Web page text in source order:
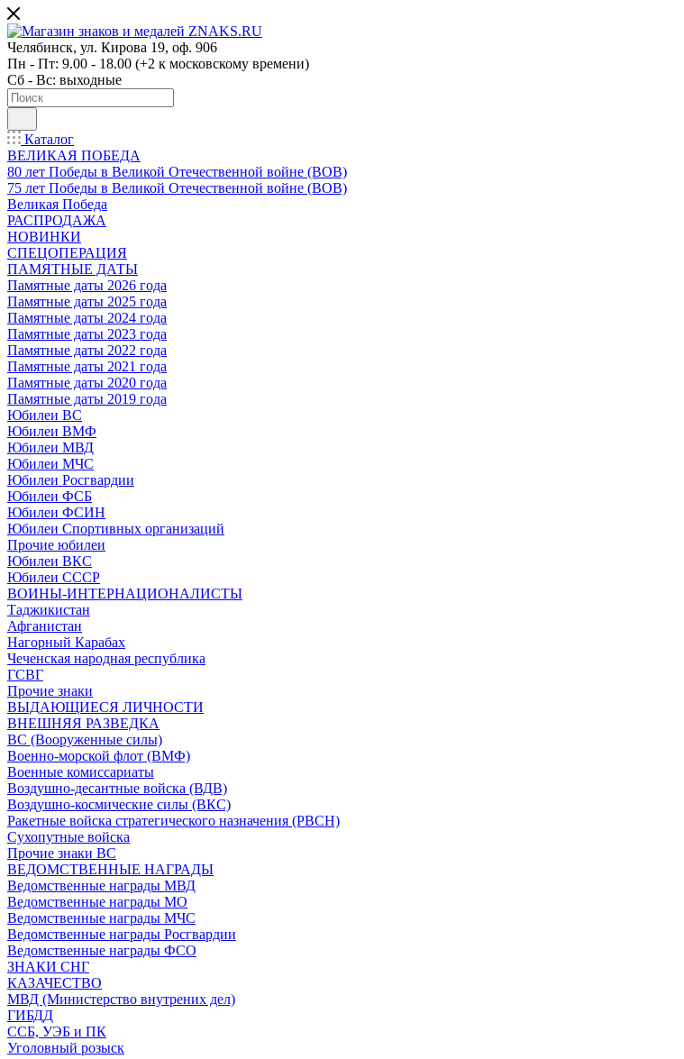
Челябинск, ул. Кирова 19, оф. 906
Пн - Пт: 9.00 - 18.00 (+2 к московскому времени)
Сб - Вс: выходные
Каталог
ВЕЛИКАЯ ПОБЕДА
80 лет Победы в Великой Отечественной войне (ВОВ)
75 лет Победы в Великой Отечественной войне (ВОВ)
Великая Победа
РАСПРОДАЖА
НОВИНКИ
СПЕЦОПЕРАЦИЯ
ПАМЯТНЫЕ ДАТЫ
Памятные даты 2026 года
Памятные даты 2025 года
Памятные даты 2024 года
Памятные даты 2023 года
Памятные даты 2022 года
Памятные даты 2021 года
Памятные даты 2020 года
Памятные даты 2019 года
Юбилеи ВС
Юбилеи ВМФ
Юбилеи МВД
Юбилеи МЧС
Юбилеи Росгвардии
Юбилеи ФСБ
Юбилеи ФСИН
Юбилеи Спортивных организаций
Прочие юбилеи
Юбилеи ВКС
Юбилеи СССР
ВОИНЫ-ИНТЕРНАЦИОНАЛИСТЫ
Таджикистан
Афганистан
Нагорный Карабах
Чеченская народная республика
ГСВГ
Прочие знаки
ВЫДАЮЩИЕСЯ ЛИЧНОСТИ
ВНЕШНЯЯ РАЗВЕДКА
ВС (Вооруженные силы)
Военно-морской флот (ВМФ)
Военные комиссариаты
Воздушно-десантные войска (ВДВ)
Воздушно-космические силы (ВКС)
Ракетные войска стратегического назначения (РВСН)
Сухопутные войска
Прочие знаки ВС
ВЕДОМСТВЕННЫЕ НАГРАДЫ
Ведомственные награды МВД
Ведомственные награды МО
Ведомственные награды МЧС
Ведомственные награды Росгвардии
Ведомственные награды ФСО
ЗНАКИ СНГ
КАЗАЧЕСТВО
МВД (Министерство внутрених дел)
ГИБДД
ССБ, УЭБ и ПК
Уголовный розыск